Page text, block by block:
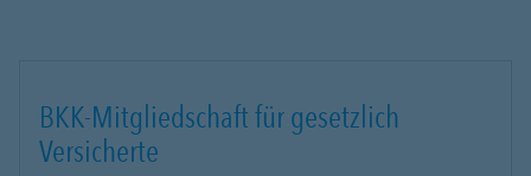
BKK-Mitgliedschaft für gesetzlich
Versicherte